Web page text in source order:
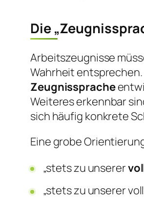
Die
Arbeitszeugnisse
Wahrheit
Zeugnissprache
Weiteres erkennbar
sich häufig konkrete
Eine grobe
„stets zu unserer
„stets zu unserer